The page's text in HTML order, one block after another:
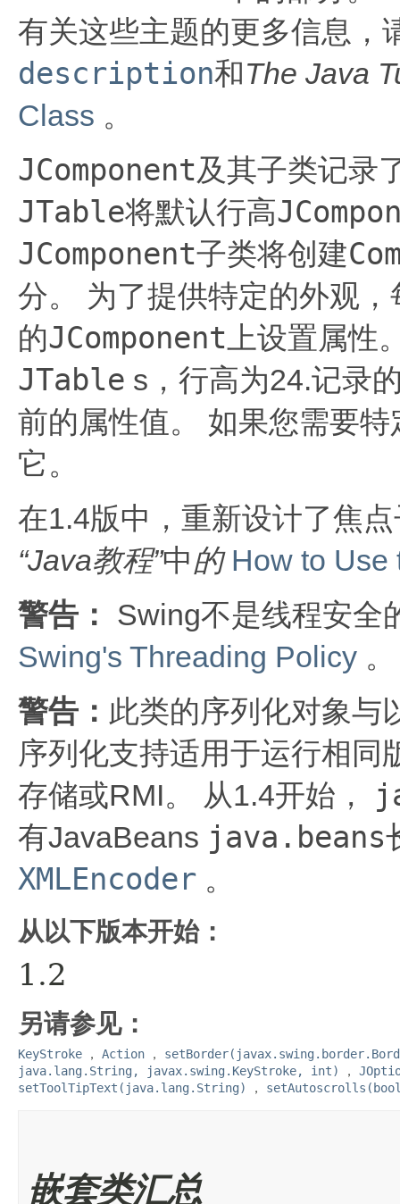
有关这些主题的更多信息，
description和The Java
Class 。
JComponent及其子类记录
JTable将默认行高
JComponent子类将创建
分。
为了提供特定的外观，
的JComponent 上设置属性
JTable s，行高为24.记录
前的属性值。
如果您需要
它。
在1.4版中，重新设计了焦
“Java教程”中的 How to Use
警告：
Swing不是线程安全
Swing's Threading Policy 。
警告： 此类的序列化对象与
序列化支持适用于运行相同
存储或RMI。
从1.4开始，
有JavaBeans java.beans
XMLEncoder 。
从以下版本开始：
1.2
另请参见：
KeyStroke ， Action ，
java.lang.String, javax.swing.KeyStroke, int)
，
setToolTipText(java.lang.String)
，
嵌套类汇总